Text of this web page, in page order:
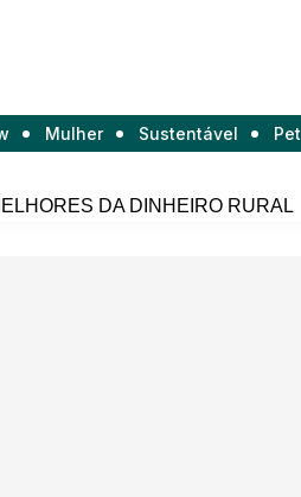
Mulher Sustentável Pet
DA DINHEIRO RURAL